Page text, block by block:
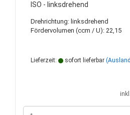
ISO - linksdrehend
Drehrichtung: linksdrehend
Fördervolumen (ccm / U): 22,15
Lieferzeit: sofort lieferbar